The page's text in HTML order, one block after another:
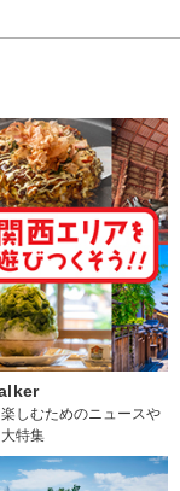
しむためのニュースや
特集